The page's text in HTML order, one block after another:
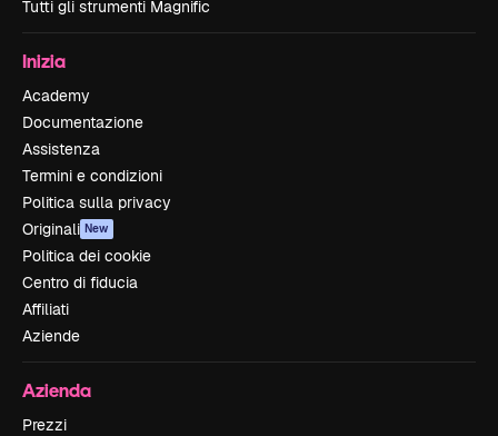
Tutti gli strumenti Magnific
Inizia
Academy
Documentazione
Assistenza
Termini e condizioni
Politica sulla privacy
Originali New
Politica dei cookie
Centro di fiducia
Affiliati
Aziende
Azienda
Prezzi